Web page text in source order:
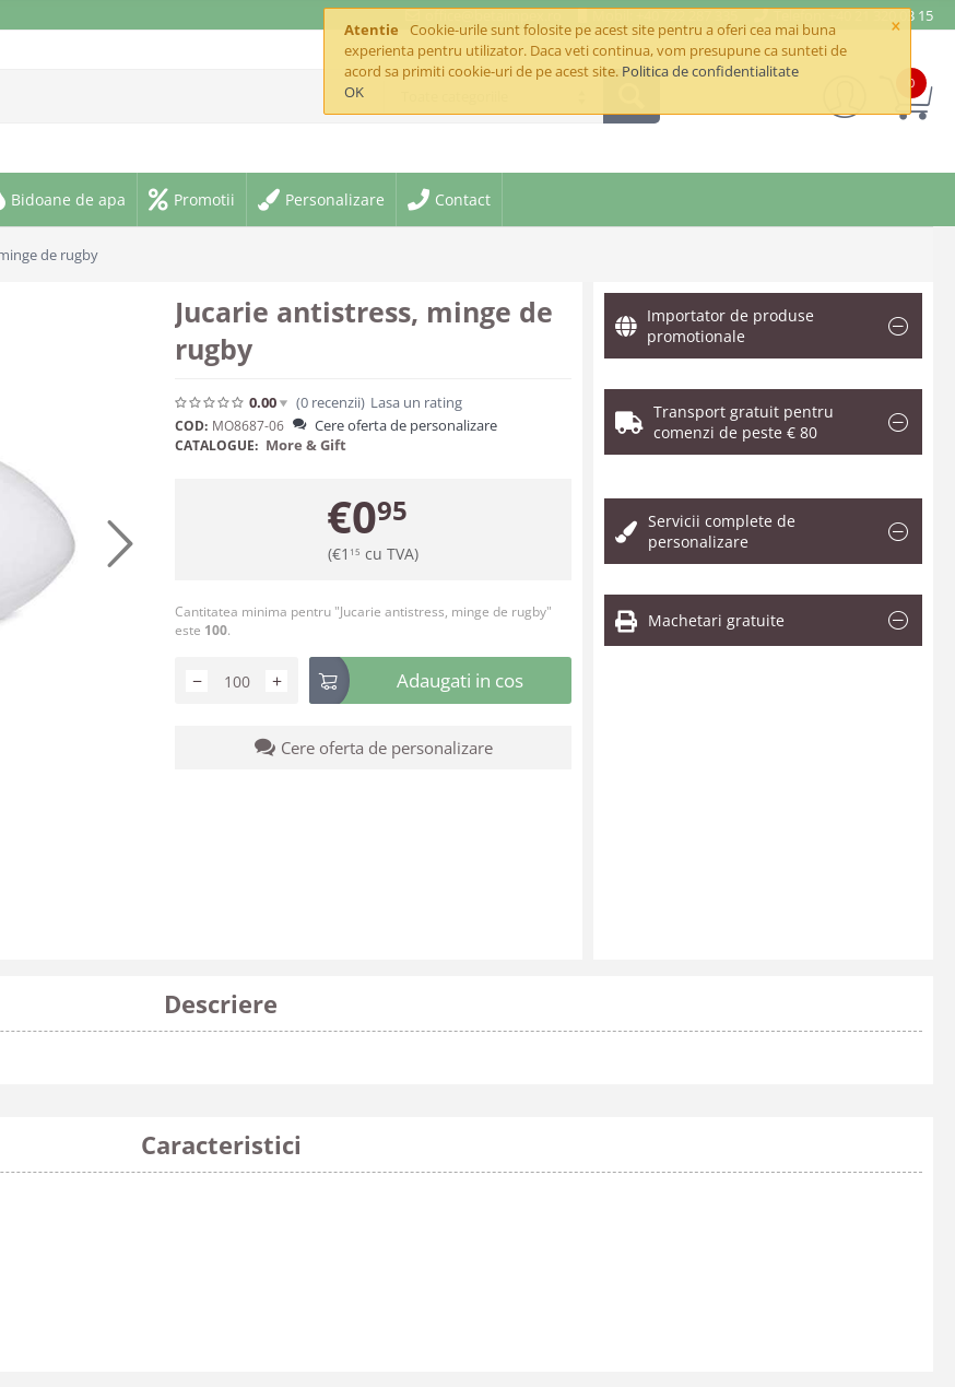
×
Atentie
Cookie-urile sunt folosite pe acest site pentru a oferi cea mai buna
experienta pentru utilizator. Daca veti continua, vom presupune ca sunteti de
acord sa primiti cookie-uri de pe acest site. Politica de confidentialitate
OK
office@betaimpex.ro Mobil: +40 722 287 335 Telefon: +40 21 320 03 15
0
Bidoane de apa Promotii Personalizare Contact
de rugby
Jucarie antistress, minge de
rugby
0.00 (0 recenzii) Lasa un rating
COD: MO8687-06 Cere oferta de personalizare
CATALOGUE: More & Gift
€095
(€1 15 cu TVA)
Cantitatea minima pentru "Jucarie antistress, minge de rugby"
este 100.
+
− Adaugati in cos
Cere oferta de personalizare
Importator de produse
promotionale
Transport gratuit pentru
comenzi de peste € 80
Servicii complete de
personalizare
Machetari gratuite
Descriere
Caracteristici